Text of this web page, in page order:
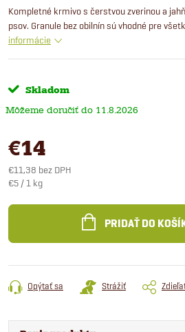
Kompletné krmivo s čerstvou zverinou a
psov. Granule bez obilnín sú vhodné pre
informácie
Skladom
11.8.2026
€14
€11,38 bez DPH
Jednotková
€5 / 1 kg
PRIDAŤ DO
Opýtať sa Strážiť